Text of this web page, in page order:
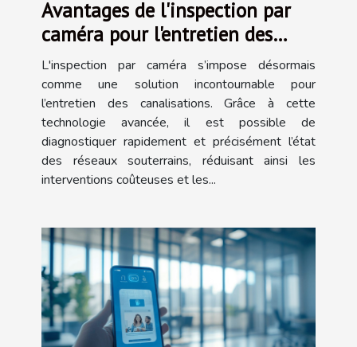
Avantages de l'inspection par
caméra pour l'entretien des
canalisations
L'inspection par caméra s’impose désormais
comme une solution incontournable pour
l’entretien des canalisations. Grâce à cette
technologie avancée, il est possible de
diagnostiquer rapidement et précisément l’état
des réseaux souterrains, réduisant ainsi les
interventions coûteuses et les...